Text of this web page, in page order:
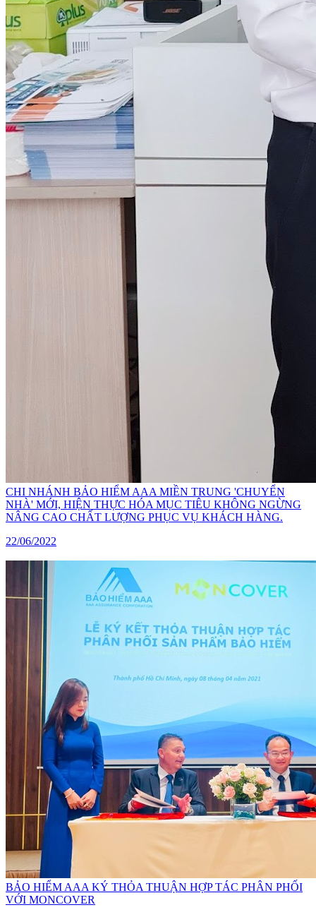
CHI NHÁNH BẢO HIỂM AAA MIỀN TRUNG 'CHUYỂN
NHÀ' MỚI, HIỆN THỰC HÓA MỤC TIÊU KHÔNG NGỪNG
NÂNG CAO CHẤT LƯỢNG PHỤC VỤ KHÁCH HÀNG.
22/06/2022
BẢO HIỂM AAA KÝ THỎA THUẬN HỢP TÁC PHÂN PHỐI
VỚI MONCOVER